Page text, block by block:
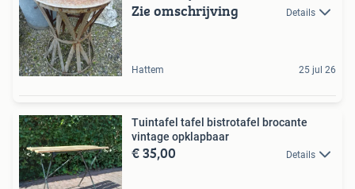
Zie omschrijving Details
Hattem 25 jul 26
Tuintafel tafel bistrotafel brocante
vintage opklapbaar
€ 35,00 Details